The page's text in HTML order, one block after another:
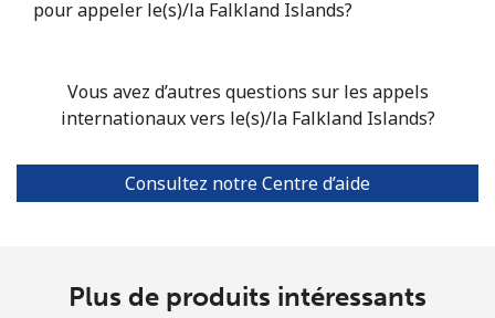
pour appeler le(s)/la Falkland Islands?
Vous avez d’autres questions sur les appels
internationaux vers le(s)/la Falkland Islands?
Consultez notre Centre d’aide
Plus de produits intéressants